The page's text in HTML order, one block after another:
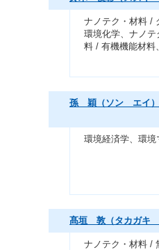
ナノテク・材料 /
環境化学、ナノ
料 / 有機機能材料
孫 穎（ソン エイ）
環境経済学、環境
髙垣 敦（タカガキ
ナノテク・材料 /